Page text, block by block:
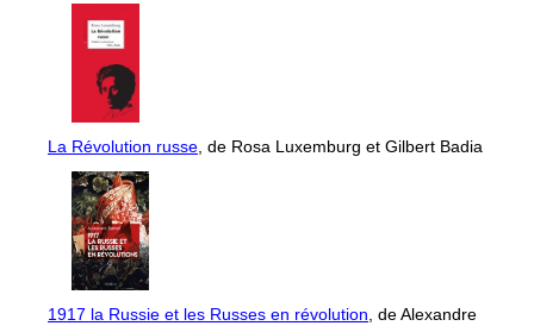
La Révolution russe , de Rosa Luxemburg et Gilbert Badia
1917 la Russie et les Russes en révolution , de Alexandre